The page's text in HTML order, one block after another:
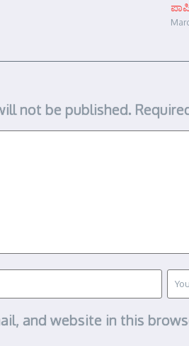
not be published.
and website in this